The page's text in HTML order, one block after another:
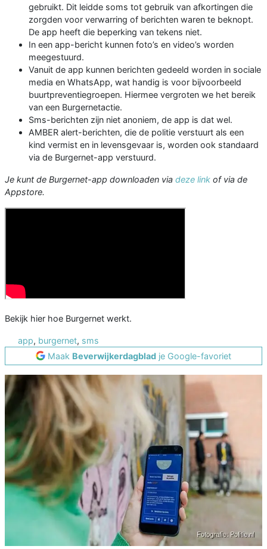
gebruikt. Dit leidde soms tot gebruik van afkortingen die
zorgden voor verwarring of berichten waren te beknopt.
De app heeft die beperking van tekens niet.
In een app-bericht kunnen foto’s en video’s worden
meegestuurd.
Vanuit de app kunnen berichten gedeeld worden in sociale
media en WhatsApp, wat handig is voor bijvoorbeeld
buurtpreventiegroepen. Hiermee vergroten we het bereik
van een Burgernetactie.
Sms-berichten zijn niet anoniem, de app is dat wel.
AMBER alert-berichten, die de politie verstuurt als een
kind vermist en in levensgevaar is, worden ook standaard
via de Burgernet-app verstuurd.
Je kunt de Burgernet-app downloaden via deze link of via de
Appstore.
Bekijk hier hoe Burgernet werkt.
app, burgernet, sms
Maak Beverwijkerdagblad je Google-favoriet